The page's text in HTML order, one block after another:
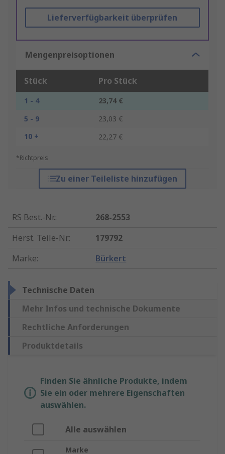
Lieferverfügbarkeit überprüfen
Mengenpreisoptionen
Stück Pro Stück
1 - 4
23,74 €
5 - 9
23,03 €
10 +
22,27 €
*Richtpreis
Zu einer Teileliste hinzufügen
RS Best.-Nr.:
268-2553
Herst. Teile-Nr.:
179792
Marke: Bürkert
Technische Daten
Mehr Infos und technische Dokumente
Rechtliche Anforderungen
Produktdetails
Finden Sie ähnliche Produkte, indem
Sie ein oder mehrere Eigenschaften
auswählen.
Alle auswählen
Marke